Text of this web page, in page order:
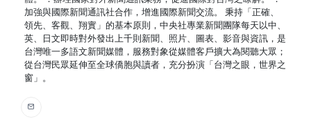
加強與國際新聞通訊社合作，增進國際新聞交流。 秉持「正確、
領先、客觀、翔實」的基本原則，中央社專業新聞團隊每天以中、
英、日文即時對外發出上千則新聞、照片、圖表、影音與資訊，是
台灣唯一多語文新聞媒體，服務對象從媒體客戶擴大為閱聽大眾；
從台灣民眾延伸至全球僑胞與讀者，充分扮演「台灣之眼，世界之
窗」。